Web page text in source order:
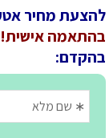
להצעת מחיר
בהתאמה
בהקדם: